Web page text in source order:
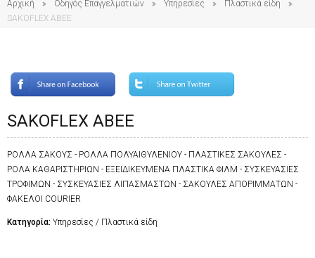
Αρχική Οδηγός Επαγγελματιών Υπηρεσίες
Πλαστικά είδη
SAKOFLEX ABEE
SAKOFLEX ABEE
ΡΟΛΛΑ ΣΑΚΟΥΣ - ΡΟΛΛΑ ΠΟΛΥΑΙΘΥΛΕΝΙΟΥ - ΠΛΑΣΤΙΚΕΣ ΣΑΚΟΥΛΕΣ -
ΡΟΛΑ ΚΑΘΑΡΙΣΤΗΡΙΩΝ - ΕΞΕΙΔΙΚΕΥΜΕΝΑ ΠΛΑΣΤΙΚΑ ΦΙΛΜ - ΣΥΣΚΕΥΑΣΙΕΣ
ΤΡΟΦΙΜΩΝ - ΣΥΣΚΕΥΑΣΙΕΣ ΛΙΠΑΣΜΑΣΤΩΝ - ΣΑΚΟΥΛΕΣ ΑΠΟΡΙΜΜΑΤΩΝ -
ΦΑΚΕΛΟΙ COURIER
Κατηγορία: Υπηρεσίες / Πλαστικά είδη